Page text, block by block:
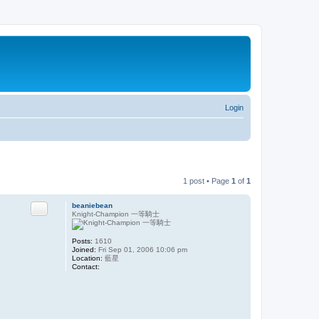
Login
1 post • Page 1 of 1
beaniebean
Knight-Champion 一等騎士
Posts: 1610
Joined: Fri Sep 01, 2006 10:06 pm
Location: 藍星
Contact:
Quote